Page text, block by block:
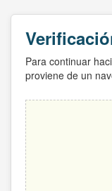
Para continuar
proviene de un